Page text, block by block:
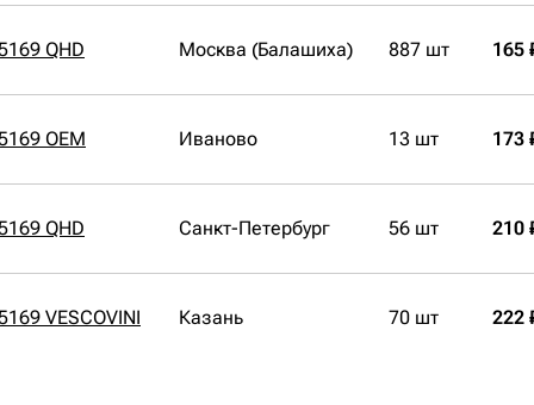
QHD Москва (Балашиха) 887 шт 165
OEM Иваново 13 шт 173
QHD Санкт-Петербург 56 шт 210
VESCOVINI Казань 70 шт 222